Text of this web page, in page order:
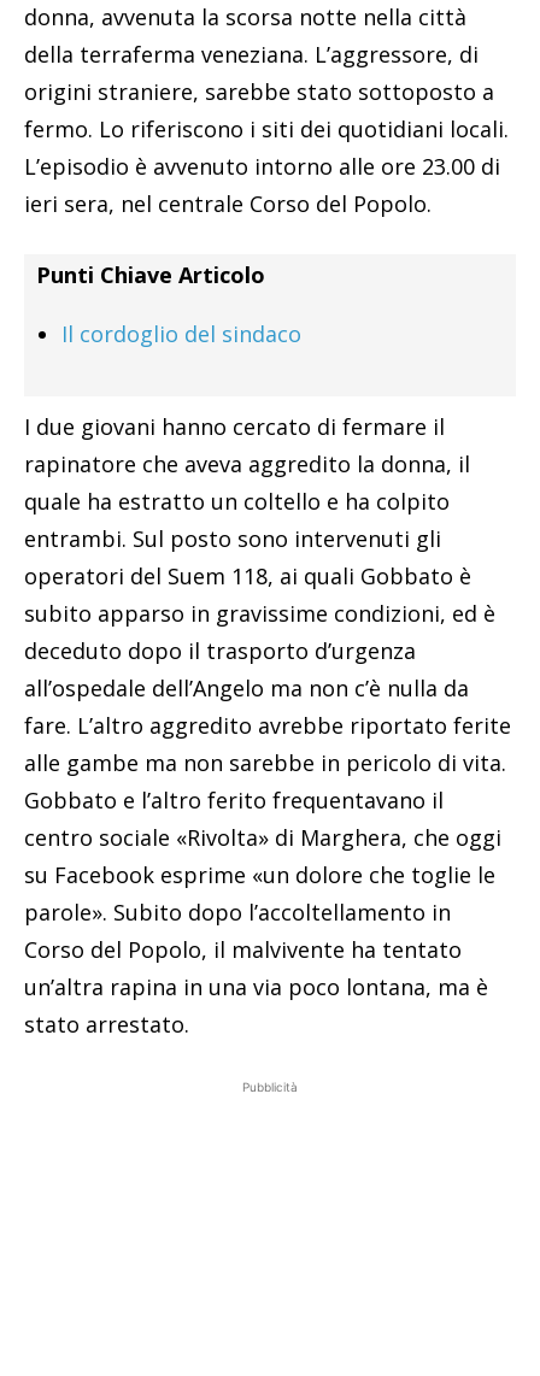
donna, avvenuta la scorsa notte nella città
della terraferma veneziana. L’aggressore, di
origini straniere, sarebbe stato sottoposto a
fermo. Lo riferiscono i siti dei quotidiani locali.
L’episodio è avvenuto intorno alle ore 23.00 di
ieri sera, nel centrale Corso del Popolo.
Punti Chiave Articolo
Il cordoglio del sindaco
I due giovani hanno cercato di fermare il
rapinatore che aveva aggredito la donna, il
quale ha estratto un coltello e ha colpito
entrambi. Sul posto sono intervenuti gli
operatori del Suem 118, ai quali Gobbato è
subito apparso in gravissime condizioni, ed è
deceduto dopo il trasporto d’urgenza
all’ospedale dell’Angelo ma non c’è nulla da
fare. L’altro aggredito avrebbe riportato ferite
alle gambe ma non sarebbe in pericolo di vita.
Gobbato e l’altro ferito frequentavano il
centro sociale «Rivolta» di Marghera, che oggi
su Facebook esprime «un dolore che toglie le
parole». Subito dopo l’accoltellamento in
Corso del Popolo, il malvivente ha tentato
un’altra rapina in una via poco lontana, ma è
stato arrestato.
Pubblicità